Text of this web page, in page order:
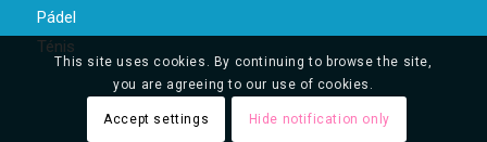
Pádel
Ténis
This site uses cookies. By continuing to browse the site,
you are agreeing to our use of cookies.
Accept settings Hide notification only